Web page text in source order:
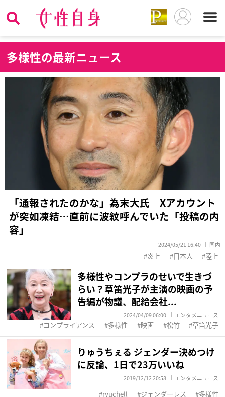
多様性の最新ニュース
「通報されたのかな」為末大氏 Xアカウント
が突如凍結…直前に波紋呼んでいた「投稿の内
容」
2024/05/21 16:40 国内
炎上 日本人 陸上
多様性やコンプラのせいで生きづ
らい？草笛光子が主演の映画の予
告編が物議、配給会社...
2024/04/09 06:00 エンタメニュース
コンプライアンス 多様性 映画 松竹 草笛光子
りゅうちぇる ジェンダー決めつけ
に反論、1日で23万いいね
2019/12/12 20:58 エンタメニュース
ryuchell ジェンダーレス 多様性